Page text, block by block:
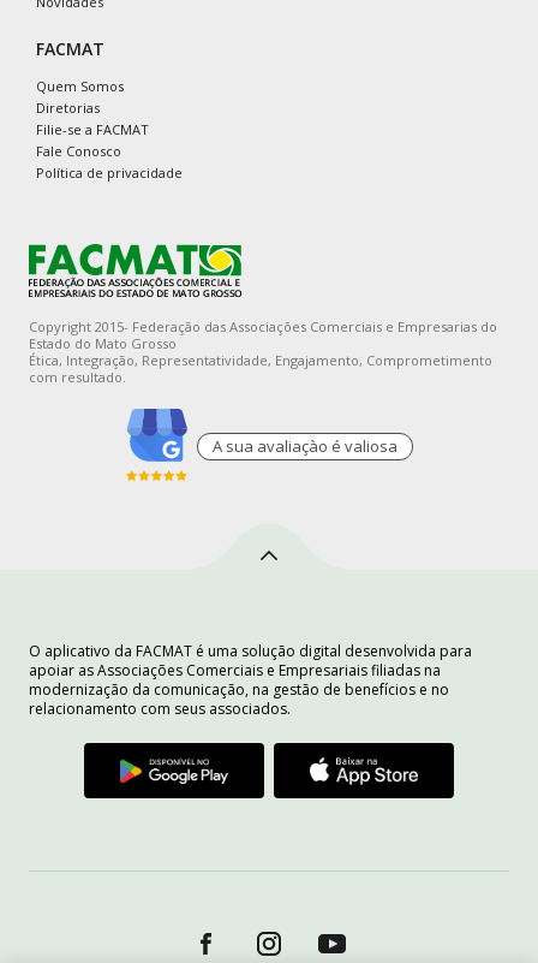
FACMAT
Quem Somos
Diretorias
Filie-se a FACMAT
Fale Conosco
Política de privacidade
Copyright 2015- Federação das Associações Comerciais e Empresarias do
Estado do Mato Grosso
Ética, Integração, Representatividade, Engajamento, Comprometimento
com resultado.
A sua avaliaçào é valiosa
O aplicativo da FACMAT é uma solução digital desenvolvida para
apoiar as Associações Comerciais e Empresariais filiadas na
modernização da comunicação, na gestão de benefícios e no
relacionamento com seus associados.